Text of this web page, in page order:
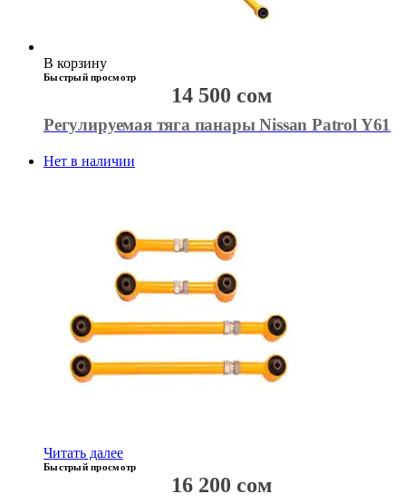
В корзину
Быстрый просмотр
Регулируемая тяга панары Nissan Patrol Y61
14 500 сом
Нет в наличии
Читать далее
Быстрый просмотр
16 200 сом